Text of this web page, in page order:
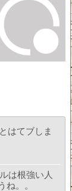
はてブしま
は根強い人
ね。。